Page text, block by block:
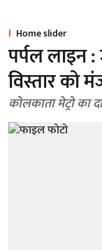
Home slider
पर्पल लाइन
विस्तार को
कोलकाता मेट्रो का